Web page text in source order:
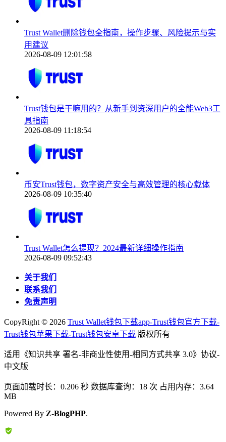
Trust Wallet删除钱包全指南，操作步骤、风险提示与实
用建议
2026-08-09 12:01:58
Trust钱包是干嘛用的？从新手到资深用户的全能Web3工
具指南
2026-08-09 11:18:54
币安Trust钱包，数字资产安全与高效管理的核心载体
2026-08-09 10:35:40
Trust Wallet怎么提现？2024最新详细操作指南
2026-08-09 09:52:43
关于我们
联系我们
免责声明
CopyRight © 2026 Trust Wallet钱包下载app-Trust钱包官方下载-
Trust钱包苹果下载-Trust钱包安卓下载 版权所有
适用《知识共享 署名-非商业性使用-相同方式共享 3.0》协议-
中文版
页面加载时长：0.206 秒 数据库查询：18 次 占用内存：3.64
MB
Powered By Z-BlogPHP.